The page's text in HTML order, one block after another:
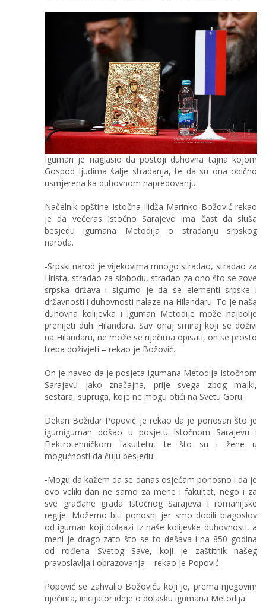
Iguman je naglasio da postoji duhovna tajna kojom
Gospod ljudima šalje stradanja, te da su ona obično
usmjerena ka duhovnom napredovanju.
Načelnik opštine Istočna Ilidža Marinko Božović rekao
je da večeras Istočno Sarajevo ima čast da sluša
besjedu igumana Metodija o stradanju srpskog
naroda.
-Srpski narod je vijekovima mnogo stradao, stradao za
Hrista, stradao za slobodu, stradao za ono što se zove
srpska država i sigurno je da se elementi srpske i
državnosti i duhovnosti nalaze na Hilandaru. To je naša
duhovna kolijevka i iguman Metodije može najbolje
prenijeti duh Hilandara. Sav onaj smiraj koji se doživi
na Hilandaru, ne može se riječima opisati, on se prosto
treba doživjeti – rekao je Božović.
On je naveo da je posjeta igumana Metodija Istočnom
Sarajevu jako značajna, prije svega zbog majki,
sestara, supruga, koje ne mogu otići na Svetu Goru.
Dekan Božidar Popović je rekao da je ponosan što je
igumiguman došao u posjetu Istočnom Sarajevu i
Elektrotehničkom fakultetu, te što su i žene u
mogućnosti da čuju besjedu.
-Mogu da kažem da se danas osjećam ponosno i da je
ovo veliki dan ne samo za mene i fakultet, nego i za
sve građane grada Istočnog Sarajeva i romanijske
regije. Možemo biti ponosni jer smo dobili blagoslov
od iguman koji dolaazi iz naše kolijevke duhovnosti, a
meni je drago zato što se to dešava i na 850 godina
od rođena Svetog Save, koji je zaštitnik našeg
pravoslavlja i obrazovanja – rekao je Popović.
Popović se zahvalio Božoviću koji je, prema njegovim
riječima, inicijator ideje o dolasku igumana Metodija.